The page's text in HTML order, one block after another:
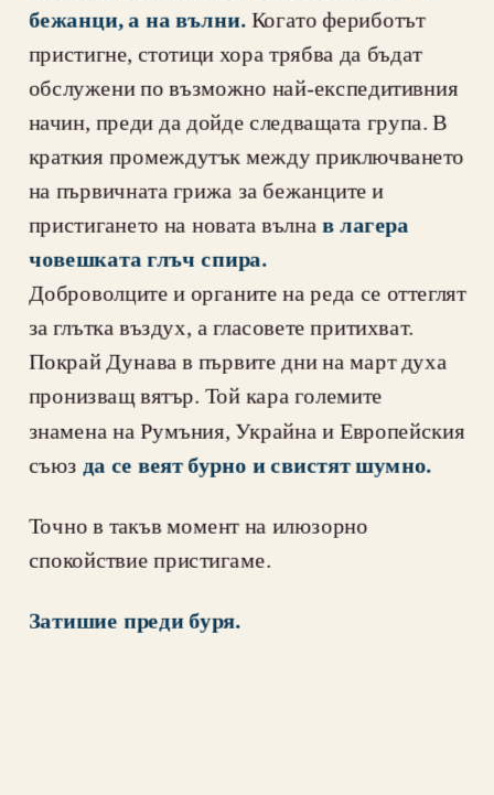
бежанци, а на вълни. Когато фериботът
пристигне, стотици хора трябва да бъдат
обслужени по възможно най-експедитивния
начин, преди да дойде следващата група. В
краткия промеждутък между приключването
на първичната грижа за бежанците и
пристигането на новата вълна в лагера
човешката глъч спира.
Доброволците и органите на реда се оттеглят
за глътка въздух, а гласовете притихват.
Покрай Дунава в първите дни на март духа
пронизващ вятър. Той кара големите
знамена на Румъния, Украйна и Европейския
съюз да се веят бурно и свистят шумно.
Точно в такъв момент на илюзорно
спокойствие пристигаме.
Затишие преди буря.